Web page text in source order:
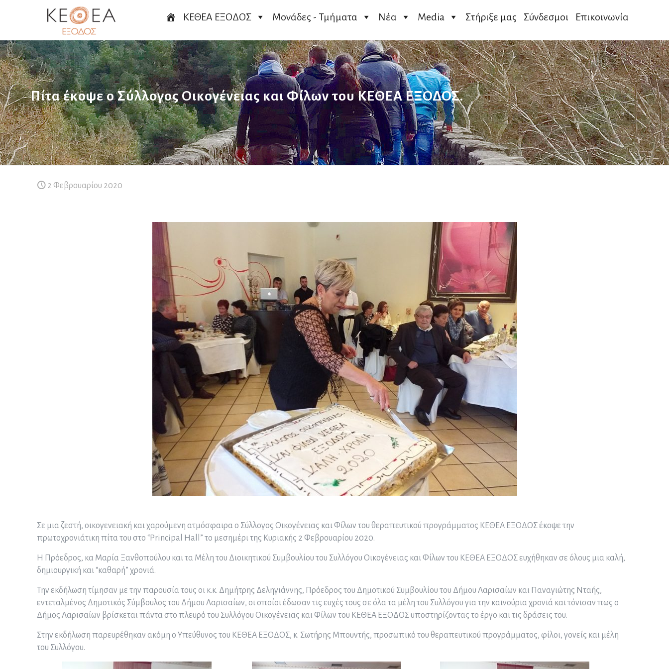
ΚΕΘΕΑ ΕΞΟΔΟΣ Μονάδες - Τμήματα Νέα Media Στήριξε μας Σύνδεσμοι Επικοινωνία
Πίτα έκοψε ο Σύλλογος Οικογένειας και Φίλων του ΚΕΘΕΑ ΕΞΟΔΟΣ.
2 Φεβρουαρίου 2020
Σε μια ζεστή, οικογενειακή και χαρούμενη ατμόσφαιρα ο Σύλλογος Οικογένειας και Φίλων του θεραπευτικού προγράμματος ΚΕΘΕΑ ΕΞΟΔΟΣ έκοψε την
πρωτοχρονιάτικη πίτα του στο “Principal Hall” το μεσημέρι της Κυριακής 2 Φεβρουαρίου 2020.
Η Πρόεδρος, κα Μαρία Ξανθοπούλου και τα Μέλη του Διοικητικού Συμβουλίου του Συλλόγου Οικογένειας και Φίλων του ΚΕΘΕΑ ΕΞΟΔΟΣ ευχήθηκαν σε όλους μια καλή,
δημιουργική και “καθαρή” χρονιά.
Την εκδήλωση τίμησαν με την παρουσία τους οι κ.κ. Δημήτρης Δεληγιάννης, Πρόεδρος του Δημοτικού Συμβουλίου του Δήμου Λαρισαίων και Παναγιώτης Νταής,
εντεταλμένος Δημοτικός Σύμβουλος του Δήμου Λαρισαίων, οι οποίοι έδωσαν τις ευχές τους σε όλα τα μέλη του Συλλόγου για την καινούρια χρονιά και τόνισαν πως ο
Δήμος Λαρισαίων βρίσκεται πάντα στο πλευρό του Συλλόγου Οικογένειας και Φίλων του ΚΕΘΕΑ ΕΞΟΔΟΣ υποστηρίζοντας το έργο και τις δράσεις του.
Στην εκδήλωση παρευρέθηκαν ακόμη ο Υπεύθυνος του ΚΕΘΕΑ ΕΞΟΔΟΣ, κ. Σωτήρης Μπουντής, προσωπικό του θεραπευτικού προγράμματος, φίλοι, γονείς και μέλη
του Συλλόγου.